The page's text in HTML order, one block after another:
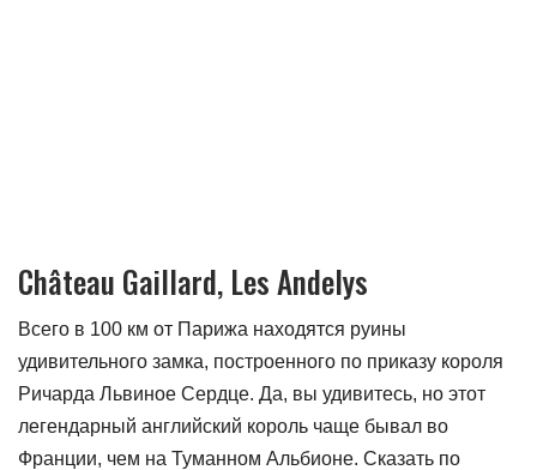
Château Gaillard, Les Andelys
Всего в 100 км от Парижа находятся руины
удивительного замка, построенного по приказу короля
Ричарда Львиное Сердце. Да, вы удивитесь, но этот
легендарный английский король чаще бывал во
Франции, чем на Туманном Альбионе. Сказать по